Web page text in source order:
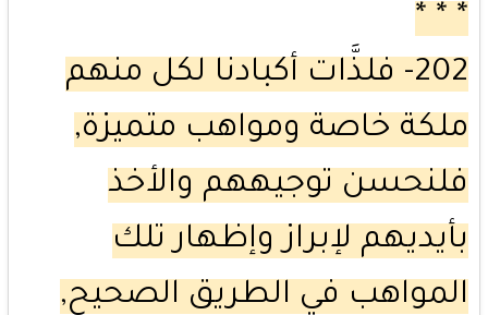
* * *
202- فلذَّات أكبادنا لكل منهم
ملكة خاصة ومواهب متميزة,
فلنحسن توجيههم والأخذ
بأيديهم لإبراز وإظهار تلك
المواهب في الطريق الصحيح,